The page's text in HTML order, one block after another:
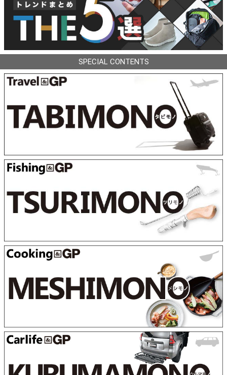
SPECIAL CONTENTS